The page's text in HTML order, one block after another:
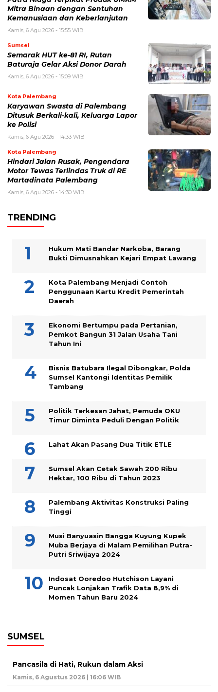
Mitra Binaan dengan Sentuhan
Kemanusiaan dan Keberlanjutan
Kamis, 6 Agu 2026 - 15:55 WIB
Sumsel
Semarak HUT ke-81 RI, Rutan
Baturaja Gelar Aksi Donor Darah
Kamis, 6 Agu 2026 - 15:09 WIB
Kota Palembang
Karyawan Swasta di Palembang
Ditusuk Berkali-kali, Keluarga Lapor
ke Polisi
Kamis, 6 Agu 2026 - 14:33 WIB
Kota Palembang
Hindari Jalan Rusak, Pengendara
Motor Tewas Terlindas Truk di RE
Martadinata Palembang
Kamis, 6 Agu 2026 - 14:30 WIB
TRENDING
Hukum Mati Bandar Narkoba, Barang
Bukti Dimusnahkan Kejari Empat Lawang
Kota Palembang Menjadi Contoh
Penggunaan Kartu Kredit Pemerintah
Daerah
Ekonomi Bertumpu pada Pertanian,
Pemkot Bangun 31 Jalan Usaha Tani
Tahun Ini
Bisnis Batubara Ilegal Dibongkar, Polda
Sumsel Kantongi Identitas Pemilik
Tambang
Politik Terkesan Jahat, Pemuda OKU
Timur Diminta Peduli Dengan Politik
Lahat Akan Pasang Dua Titik ETLE
Sumsel Akan Cetak Sawah 200 Ribu
Hektar, 100 Ribu di Tahun 2023
Palembang Aktivitas Konstruksi Paling
Tinggi
Musi Banyuasin Bangga Kuyung Kupek
Muba Berjaya di Malam Pemilihan Putra-
Putri Sriwijaya 2024
Indosat Ooredoo Hutchison Layani
Puncak Lonjakan Trafik Data 8,9% di
Momen Tahun Baru 2024
SUMSEL
Pancasila di Hati, Rukun dalam Aksi
Kamis, 6 Agustus 2026 | 16:06 WIB